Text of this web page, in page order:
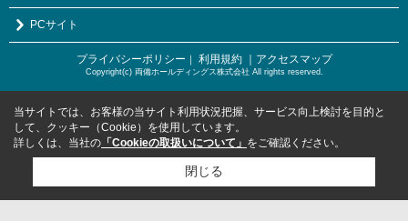
PCサイト
プライバシーポリシー ｜ 利用規約 ｜アクセスマップ
Copyright(c) 両備ホールディングス株式会社 All rights reserved.
当サイトでは、お客様の当サイト利用状況把握、サービス向上検討を目的と
して、クッキー（Cookie）を使用しています。
詳しくは、当社の 「Cookieの取扱いについて」 をご確認ください。
閉じる